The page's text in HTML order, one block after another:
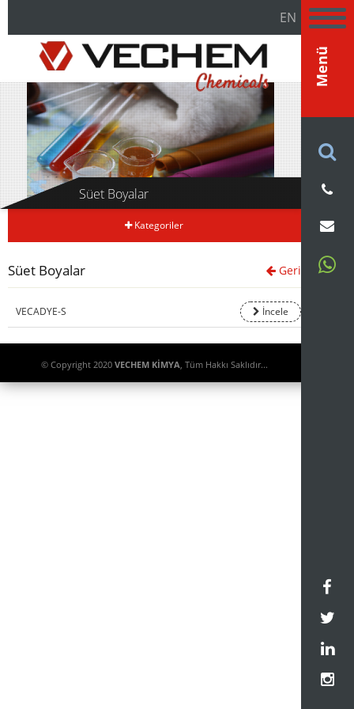
Menü
EN
Süet Boyalar
Kategoriler
Süet Boyalar Geri
VECADYE-S İncele
© Copyright 2020 VECHEM KİMYA, Tüm Hakkı Saklıdır...